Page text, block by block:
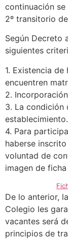
continuación
2º transitorio
Según Decreto
siguientes
1. Existencia
encuentren
2.
3. La condición
establecimiento.
4. Para
haberse
voluntad de
imagen de
De lo anterior,
Colegio les
vacantes será
principios de